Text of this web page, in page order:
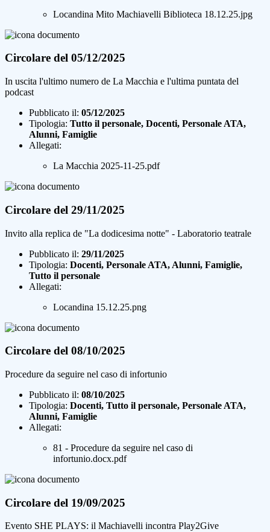
Locandina Mito Machiavelli Biblioteca 18.12.25.jpg
Circolare del 05/12/2025
In uscita l'ultimo numero de La Macchia e l'ultima puntata del
podcast
Pubblicato il: 05/12/2025
Tipologia: Tutto il personale, Docenti, Personale ATA,
Alunni, Famiglie
Allegati:
La Macchia 2025-11-25.pdf
Circolare del 29/11/2025
Invito alla replica de "La dodicesima notte" - Laboratorio teatrale
Pubblicato il: 29/11/2025
Tipologia: Docenti, Personale ATA, Alunni, Famiglie,
Tutto il personale
Allegati:
Locandina 15.12.25.png
Circolare del 08/10/2025
Procedure da seguire nel caso di infortunio
Pubblicato il: 08/10/2025
Tipologia: Docenti, Tutto il personale, Personale ATA,
Alunni, Famiglie
Allegati:
81 - Procedure da seguire nel caso di
infortunio.docx.pdf
Circolare del 19/09/2025
Evento SHE PLAYS: il Machiavelli incontra Play2Give